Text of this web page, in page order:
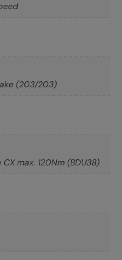
(203/203)
max. 120Nm (BDU38)